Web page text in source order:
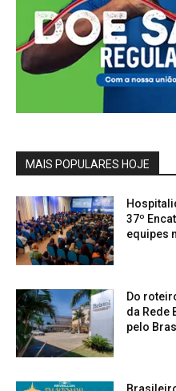
MAIS POPULARES HOJE
37º
equipes
Do
da Rede
pelo